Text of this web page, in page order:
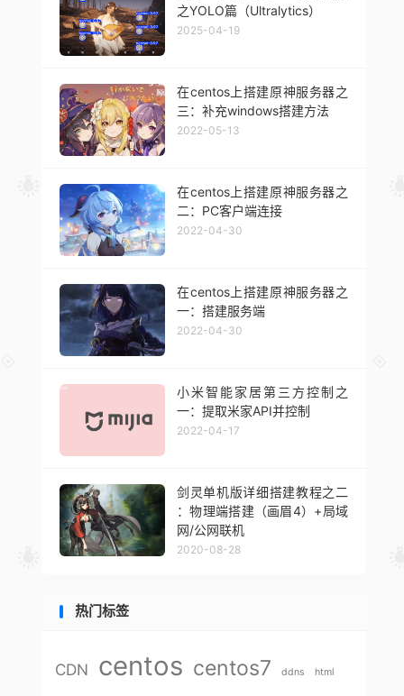
之YOLO篇（Ultralytics）
2025-04-19
在centos上搭建原神服务器之
三：补充windows搭建方法
2022-05-13
在centos上搭建原神服务器之
二：PC客户端连接
2022-04-30
在centos上搭建原神服务器之
一：搭建服务端
2022-04-30
小米智能家居第三方控制之
一：提取米家API并控制
2022-04-17
剑灵单机版详细搭建教程之二
：物理端搭建（画眉4）+局域
网/公网联机
2020-08-28
热门标签
CDN centos centos7 ddns html